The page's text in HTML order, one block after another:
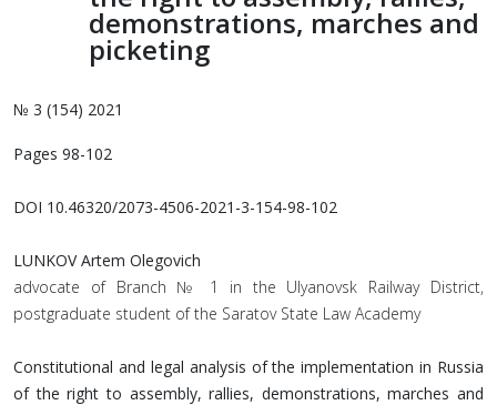
demonstrations, marches and
picketing
№ 3 (154) 2021
Pages 98-102
DOI 10.46320/2073-4506-2021-3-154-98-102
LUNKOV Artem Olegovich
advocate of Branch № 1 in the Ulyanovsk Railway District,
postgraduate student of the Saratov State Law Academy
Constitutional and legal analysis of the implementation in Russia
of the right to assembly, rallies, demonstrations, marches and